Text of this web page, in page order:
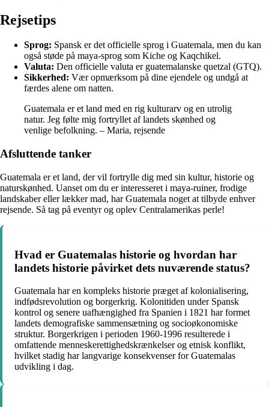
Rejsetips
Sprog: Spansk er det officielle sprog i Guatemala, men du kan
også støde på maya-sprog som Kiche og Kaqchikel.
Valuta: Den officielle valuta er guatemalanske quetzal (GTQ).
Sikkerhed: Vær opmærksom på dine ejendele og undgå at
færdes alene om natten.
Guatemala er et land med en rig kulturarv og en utrolig
natur. Jeg følte mig fortryllet af landets skønhed og
venlige befolkning. – Maria, rejsende
Afsluttende tanker
Guatemala er et land, der vil fortrylle dig med sin kultur, historie og
naturskønhed. Uanset om du er interesseret i maya-ruiner, frodige
landskaber eller lækker mad, har Guatemala noget at tilbyde enhver
rejsende. Så tag på eventyr og oplev Centralamerikas perle!
Hvad er Guatemalas historie og hvordan har
landets historie påvirket dets nuværende status?
Guatemala har en kompleks historie præget af kolonialisering,
indfødsrevolution og borgerkrig. Kolonitiden under Spansk
kontrol og senere uafhængighed fra Spanien i 1821 har formet
landets demografiske sammensætning og socioøkonomiske
struktur. Borgerkrigen i perioden 1960-1996 resulterede i
omfattende menneskerettighedskrænkelser og etnisk konflikt,
hvilket stadig har langvarige konsekvenser for Guatemalas
udvikling i dag.